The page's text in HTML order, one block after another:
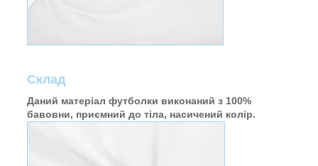
Склад
Даний матеріал футболки виконаний з 100%
бавовни, приємний до тіла, насичений колір.